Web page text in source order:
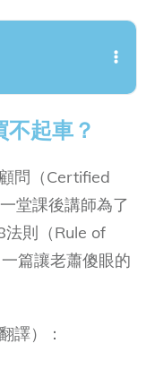
起車？
問（Certified
堂課後講師為了
則（Rule of
篇讓老蕭傻眼的
譯）：